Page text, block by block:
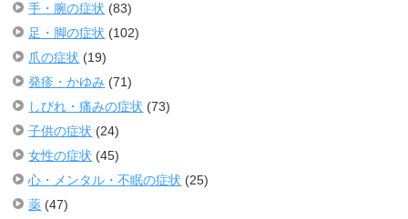
手・腕の症状 (83)
足・脚の症状 (102)
爪の症状 (19)
発疹・かゆみ (71)
しびれ・痛みの症状 (73)
子供の症状 (24)
女性の症状 (45)
心・メンタル・不眠の症状 (25)
薬 (47)